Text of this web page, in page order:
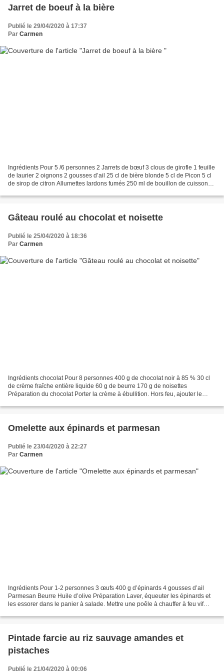
Jarret de boeuf à la bière
Publié le 29/04/2020 à 17:37
Par Carmen
Ingrédients Pour 5 /6 personnes 2 Jarrets de bœuf 3 clous de girofle 1 feuille
de laurier 2 oignons 2 gousses d’ail 25 cl de bière blonde 5 cl de Picon 5 cl
de sirop de citron Allumettes lardons fumés 250 ml de bouillon de cuisson
Gâteau roulé au chocolat et noisette
Publié le 25/04/2020 à 18:36
Par Carmen
Ingrédients chocolat Pour 8 personnes 400 g de chocolat noir à 85 % 30 cl
de crème fraîche entière liquide 60 g de beurre 170 g de noisettes
Préparation du chocolat Porter la crème à ébullition. Hors feu, ajouter le
Omelette aux épinards et parmesan
Publié le 23/04/2020 à 22:27
Par Carmen
Ingrédients Pour 1-2 personnes 3 œufs 400 g d’épinards 4 gousses d’ail
Parmesan Beurre Huile d’olive Préparation Laver, équeuter les épinards et
les essorer dans le panier à salade. Mettre une poêle à chauffer à feu vif
Pintade farcie au riz sauvage amandes et
pistaches
Publié le 21/04/2020 à 00:06